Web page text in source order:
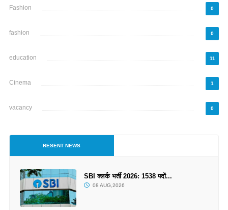
Fashion 0
fashion 0
education 11
Cinema 1
vacancy 0
RESENT NEWS
SBI क्लर्क भर्ती 2026: 1538 पदों...
08 AUG,2026